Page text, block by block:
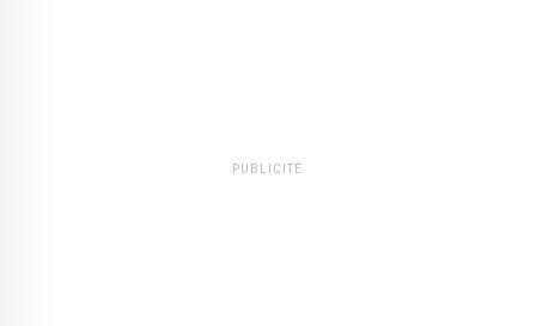
PUBLICITÉ